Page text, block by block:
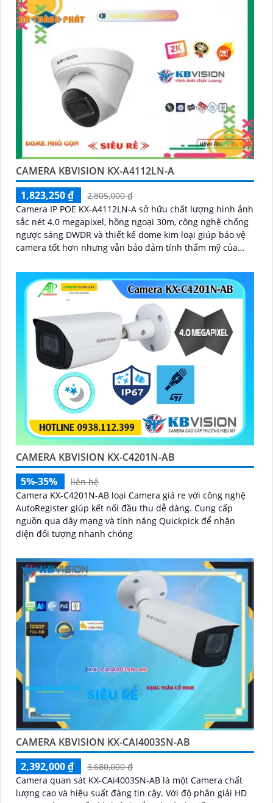
CAMERA KBVISION KX-A4112LN-A
1,823,250 ₫
2,805,000 ₫
Camera IP POE KX-A4112LN-A sở hữu chất lượng hình ảnh
sắc nét 4.0 megapixel, hồng ngoại 30m, công nghệ chống
ngược sáng DWDR và thiết kế dome kim loại giúp bảo vệ
camera tốt hơn nhưng vẫn bảo đảm tính thẩm mỹ của
CAMERA KBVISION KX-C4201N-AB
5%-35%
liên hệ
Camera KX-C4201N-AB loại Camera giá re với công nghệ
AutoRegister giúp kết nối đầu thu dễ dàng. Cung cấp
nguồn qua dây mạng và tính năng Quickpick để nhận
diện đối tượng nhanh chóng
CAMERA KBVISION KX-CAI4003SN-AB
2,392,000 ₫
3,680,000 ₫
Camera quan sát KX-CAi4003SN-AB là một Camera chất
lượng cao và hiệu suất đáng tin cậy. Với độ phân giải HD